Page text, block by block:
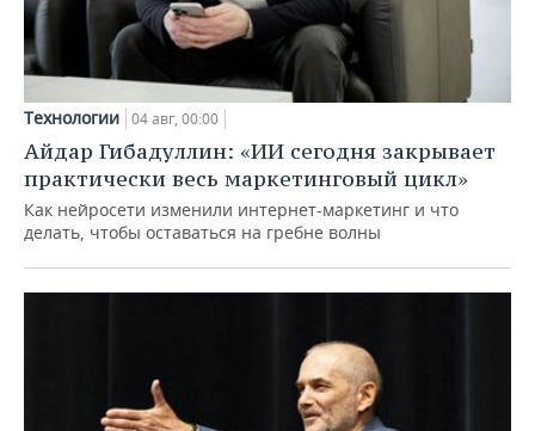
Технологии 04 авг, 00:00
Айдар Гибадуллин: «ИИ сегодня закрывает
практически весь маркетинговый цикл»
Как нейросети изменили интернет-маркетинг и что
делать, чтобы оставаться на гребне волны